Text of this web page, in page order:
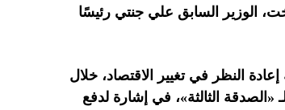
الوزير السابق علي جنتي رئيسًا
النظر في تغيير الاقتصاد، خلال
«الصدقة الثالثة»، في إشارة لدفع